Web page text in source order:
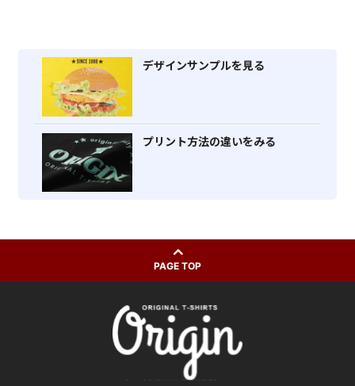
デザインサンプルを見る
プリント方法の違いをみる
PAGE TOP